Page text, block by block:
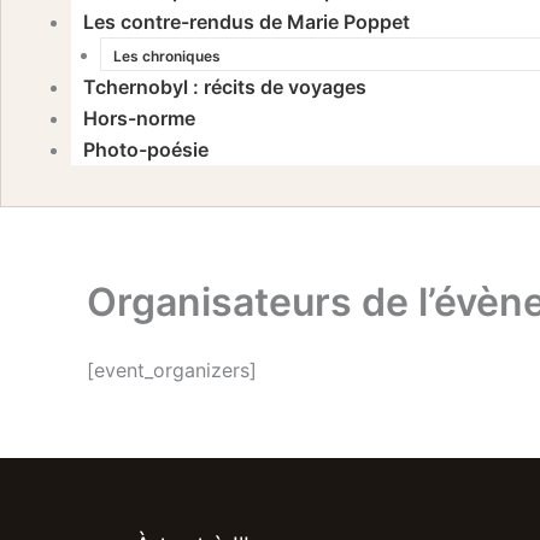
Les contre-rendus de Marie Poppet
Les chroniques
Tchernobyl : récits de voyages
Hors-norme
Photo-poésie
Organisateurs de
[event_organizers]